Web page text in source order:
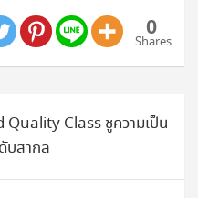
0
Shares
Quality Class ชูความเป็น
บสากล